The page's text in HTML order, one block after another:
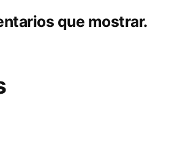
que mostrar.